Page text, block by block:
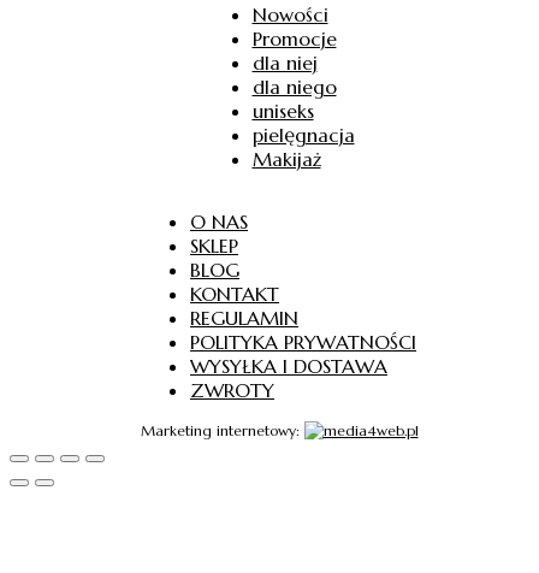
Nowości
Promocje
dla niej
dla niego
uniseks
pielęgnacja
Makijaż
O NAS
SKLEP
BLOG
KONTAKT
REGULAMIN
POLITYKA PRYWATNOŚCI
WYSYŁKA I DOSTAWA
ZWROTY
Marketing internetowy: